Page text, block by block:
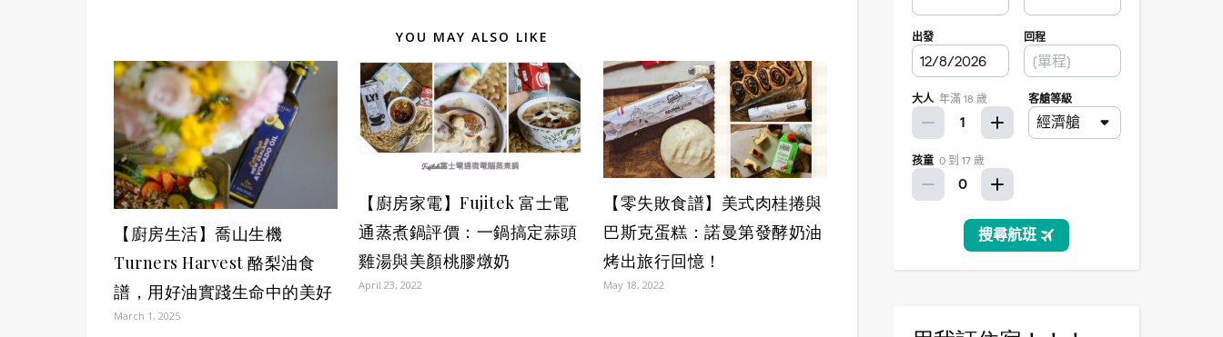
YOU MAY ALSO LIKE
【廚房生活】喬山生機
Turners Harvest 酪梨油食
譜，用好油實踐生命中的美好
March 1, 2025
【廚房家電】Fujitek 富士電
通蒸煮鍋評價：一鍋搞定蒜頭
雞湯與美顏桃膠燉奶
April 23, 2022
【零失敗食譜】美式肉桂捲與
巴斯克蛋糕：諾曼第發酵奶油
烤出旅行回憶！
May 18, 2022